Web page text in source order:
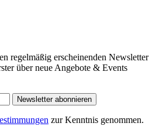
regelmäßig erscheinenden Newsletter
über neue Angebote & Events
Newsletter abonnieren
zur Kenntnis genommen.